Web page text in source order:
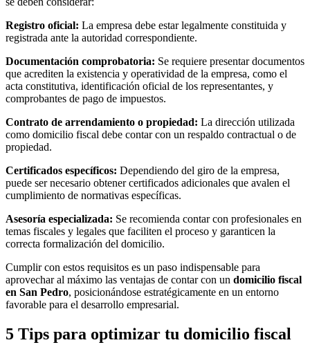
Registro oficial: La empresa debe estar legalmente constituida y
registrada ante la autoridad correspondiente.
Documentación comprobatoria: Se requiere presentar documentos
que acrediten la existencia y operatividad de la empresa, como el
acta constitutiva, identificación oficial de los representantes, y
comprobantes de pago de impuestos.
Contrato de arrendamiento o propiedad: La dirección utilizada
como domicilio fiscal debe contar con un respaldo contractual o de
propiedad.
Certificados específicos: Dependiendo del giro de la empresa,
puede ser necesario obtener certificados adicionales que avalen el
cumplimiento de normativas específicas.
Asesoría especializada: Se recomienda contar con profesionales en
temas fiscales y legales que faciliten el proceso y garanticen la
correcta formalización del domicilio.
Cumplir con estos requisitos es un paso indispensable para
aprovechar al máximo las ventajas de contar con un domicilio fiscal
en San Pedro, posicionándose estratégicamente en un entorno
favorable para el desarrollo empresarial.
5 Tips para optimizar tu domicilio fiscal